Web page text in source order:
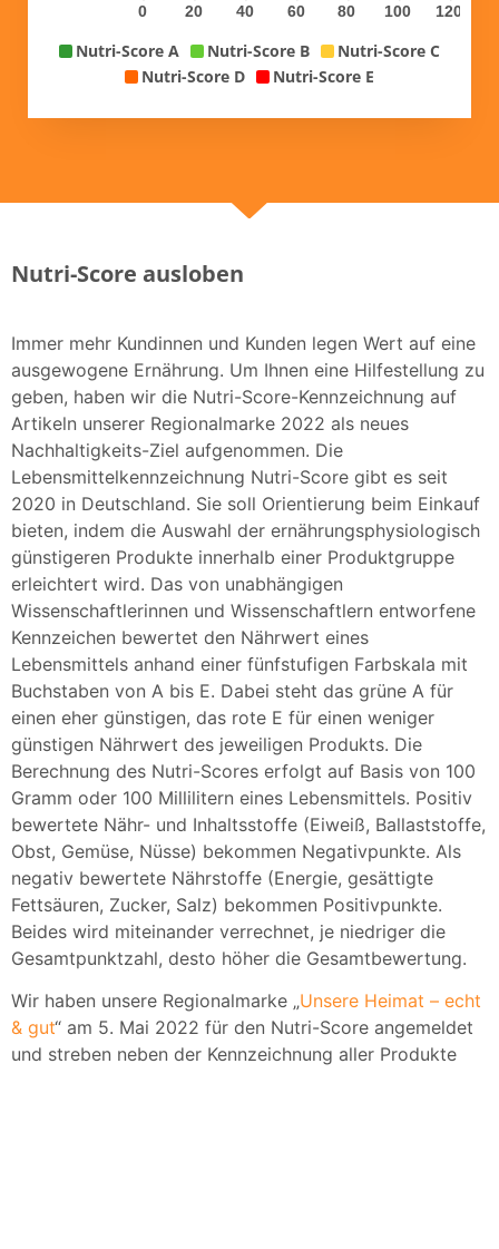
Nutri-Score A Nutri-Score B
Nutri-Score C
Nutri-Score D
Nutri-Score E
120
100
80
60
40
20
0
Nutri-Score ausloben
Immer mehr Kundinnen und Kunden legen Wert auf eine
ausgewogene Ernährung. Um Ihnen eine Hilfestellung zu
geben, haben wir die Nutri-Score-Kennzeichnung auf
Artikeln unserer Regionalmarke 2022 als neues
Nachhaltigkeits-Ziel aufgenommen. Die
Lebensmittelkennzeichnung Nutri-Score gibt es seit
2020 in Deutschland. Sie soll Orientierung beim Einkauf
bieten, indem die Auswahl der ernährungsphysiologisch
günstigeren Produkte innerhalb einer Produktgruppe
erleichtert wird. Das von unabhängigen
Wissenschaftlerinnen und Wissenschaftlern entworfene
Kennzeichen bewertet den Nährwert eines
Lebensmittels anhand einer fünfstufigen Farbskala mit
Buchstaben von A bis E. Dabei steht das grüne A für
einen eher günstigen, das rote E für einen weniger
günstigen Nährwert des jeweiligen Produkts. Die
Berechnung des Nutri-Scores erfolgt auf Basis von 100
Gramm oder 100 Millilitern eines Lebensmittels. Positiv
bewertete Nähr- und Inhaltsstoffe (Eiweiß, Ballaststoffe,
Obst, Gemüse, Nüsse) bekommen Negativpunkte. Als
negativ bewertete Nährstoffe (Energie, gesättigte
Fettsäuren, Zucker, Salz) bekommen Positivpunkte.
Beides wird miteinander verrechnet, je niedriger die
Gesamtpunktzahl, desto höher die Gesamtbewertung.
Wir haben unsere Regionalmarke „Unsere Heimat – echt
& gut“ am 5. Mai 2022 für den Nutri-Score angemeldet
und streben neben der Kennzeichnung aller Produkte